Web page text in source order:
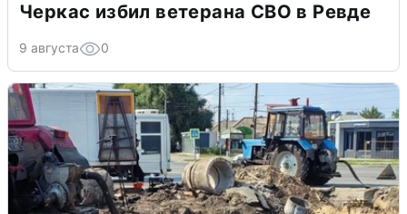
Черкас избил ветерана СВО в Ревде
9 августа 0